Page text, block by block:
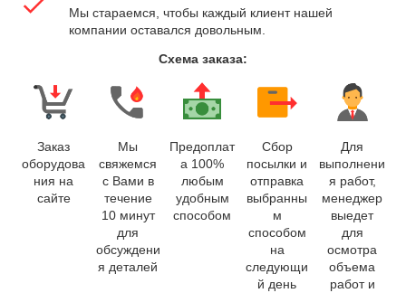
Мы стараемся, чтобы каждый клиент нашей
компании оставался довольным.
Схема заказа:
Заказ
оборудова
ния на
сайте
Мы
свяжемся
с Вами в
течение
10 минут
для
обсуждени
я деталей
Предоплат
а 100%
любым
удобным
способом
Сбор
посылки и
отправка
выбранны
м
способом
на
следующи
й день
Для
выполнени
я работ,
менеджер
выедет
для
осмотра
объема
работ и